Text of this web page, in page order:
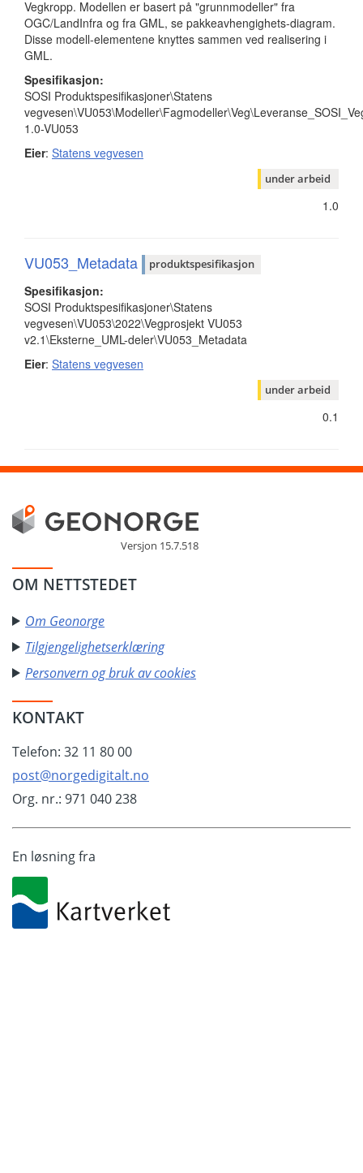
Vegkropp. Modellen er basert på "grunnmodeller" fra
OGC/LandInfra og fra GML, se pakkeavhengighets-diagram.
Disse modell-elementene knyttes sammen ved realisering i
GML.
Spesifikasjon:
SOSI Produktspesifikasjoner\Statens
1.0-VU053
Eier: Statens vegvesen
under arbeid
1.0
VU053_Metadata produktspesifikasjon
Spesifikasjon:
SOSI Produktspesifikasjoner\Statens
vegvesen\VU053\2022\Vegprosjekt VU053
v2.1\Eksterne_UML-deler\VU053_Metadata
Eier: Statens vegvesen
under arbeid
0.1